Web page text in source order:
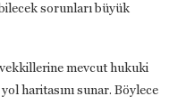
sorunları büyük
mevcut hukuki
haritasını sunar. Böylece